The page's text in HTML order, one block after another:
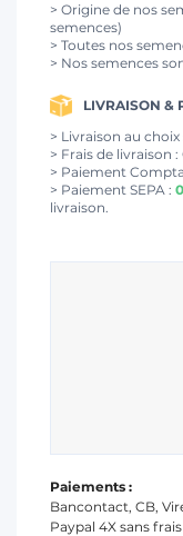
> Origine de nos
semences)
> Toutes nos
> Nos semences
LIVRAISON &
> Livraison au
> Frais de livraison
> Paiement
> Paiement SEPA :
livraison.
Paiements :
Bancontact, CB,
Paypal 4X sans